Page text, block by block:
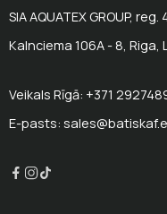
SIA AQUATEX GROUP,
Kalnciema 106A - 8, Riga,
Veikals Rīgā: +371
E-pasts: